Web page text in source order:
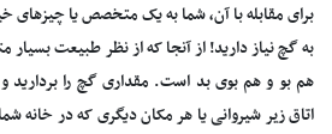
برای مقابله با آن، شما به یک متخصص یا چیز‌های
به گچ نیاز دارید! از آنجا که از نظر طبیعت
هم بو و هم بوی بد است. مقداری گچ را بردارید
اتاق زیر شیروانی یا هر مکان دیگری که در خانه